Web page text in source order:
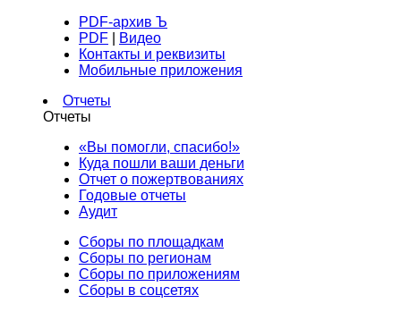
PDF-архив Ъ
PDF
Видео
Контакты и реквизиты
Мобильные приложения
Отчеты
Отчеты
«Вы помогли, спасибо!»
Куда пошли ваши деньги
Отчет о пожертвованиях
Годовые отчеты
Аудит
Сборы по площадкам
Сборы по регионам
Сборы по приложениям
Сборы в соцсетях